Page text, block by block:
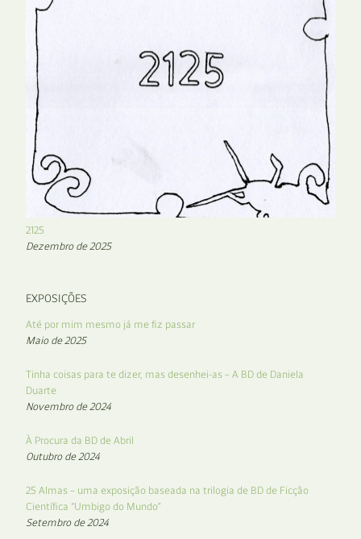
2125
Dezembro de 2025
EXPOSIÇÕES
Até por mim mesmo já me fiz passar
Maio de 2025
Tinha coisas para te dizer, mas desenhei-as – A BD de Daniela
Duarte
Novembro de 2024
À Procura da BD de Abril
Outubro de 2024
25 Almas – uma exposição baseada na trilogia de BD de Ficção
Científica “Umbigo do Mundo”
Setembro de 2024